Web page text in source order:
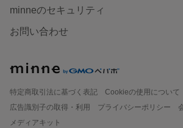
minneのセキュリティ
お問い合わせ
特定商取引法に基づく表記
Cookieの使用について
広告識別子の取得・利用
プライバシーポリシー
メディアキット